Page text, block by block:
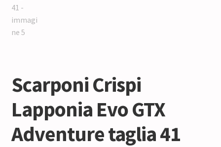
Scarponi Crispi
Lapponia Evo GTX
Adventure taglia 41